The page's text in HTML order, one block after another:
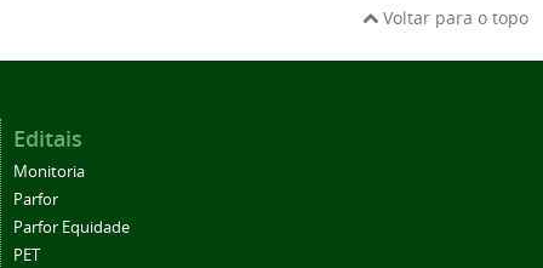
Voltar para o topo
Editais
Monitoria
Parfor
Parfor Equidade
PET